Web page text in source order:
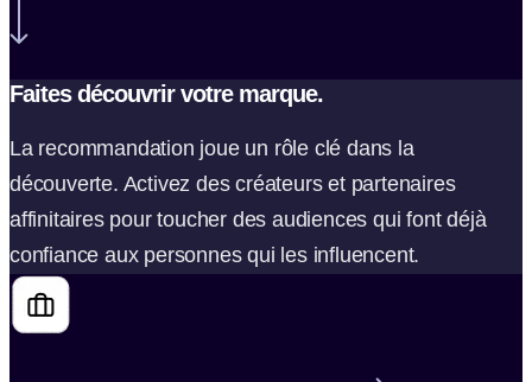
Faites découvrir votre marque.
La recommandation joue un rôle clé dans la
découverte. Activez des créateurs et partenaires
affinitaires pour toucher des audiences qui font déjà
confiance aux personnes qui les influencent.